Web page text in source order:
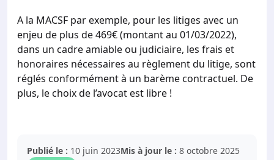
A la MACSF par exemple, pour les litiges avec un
enjeu de plus de 469€ (montant au 01/03/2022),
dans un cadre amiable ou judiciaire, les frais et
honoraires nécessaires au règlement du litige, sont
réglés conformément à un barème contractuel. De
plus, le choix de l’avocat est libre !
Publié le : 10 juin 2023Mis à jour le : 8 octobre 2025